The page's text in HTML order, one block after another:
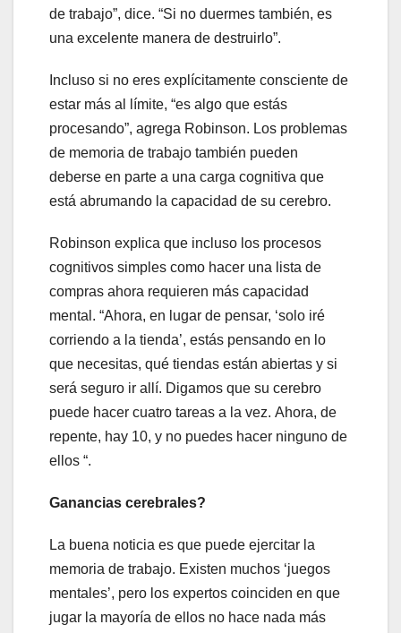
de trabajo”, dice. “Si no duermes también, es
una excelente manera de destruirlo”.
Incluso si no eres explícitamente consciente de
estar más al límite, “es algo que estás
procesando”, agrega Robinson. Los problemas
de memoria de trabajo también pueden
deberse en parte a una carga cognitiva que
está abrumando la capacidad de su cerebro.
Robinson explica que incluso los procesos
cognitivos simples como hacer una lista de
compras ahora requieren más capacidad
mental. “Ahora, en lugar de pensar, ‘solo iré
corriendo a la tienda’, estás pensando en lo
que necesitas, qué tiendas están abiertas y si
será seguro ir allí. Digamos que su cerebro
puede hacer cuatro tareas a la vez. Ahora, de
repente, hay 10, y no puedes hacer ninguno de
ellos “.
Ganancias cerebrales?
La buena noticia es que puede ejercitar la
memoria de trabajo. Existen muchos ‘juegos
mentales’, pero los expertos coinciden en que
jugar la mayoría de ellos no hace nada más